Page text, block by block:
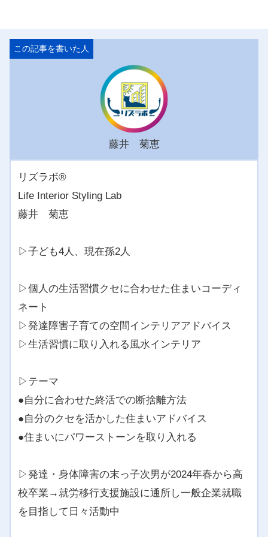
藤井 菊恵
リズラボ®️
Life Interior Styling Lab
藤井 菊恵
▷子ども4人、現在孫2人
▷個人の生活習慣クセに合わせた住まいコーディ
ネート
▷発達障害子育ての空間インテリアアドバイス
▷生活習慣に取り入れる風水インテリア
▷テーマ
●自分に合わせた終活での断捨離方法
●自分のクセを活かした住まいアドバイス
●住まいにパワーストーンを取り入れる
▷発達・身体障害の末っ子次男が2024年春から高
校卒業→就労移行支援施設に通所し一般企業就職
を目指して日々活動中